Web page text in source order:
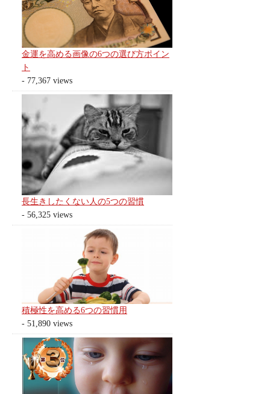
金運を高める画像の6つの選び方ポイン
ト
- 77,367 views
長生きしたくない人の5つの習慣
- 56,325 views
積極性を高める6つの習慣用
- 51,890 views